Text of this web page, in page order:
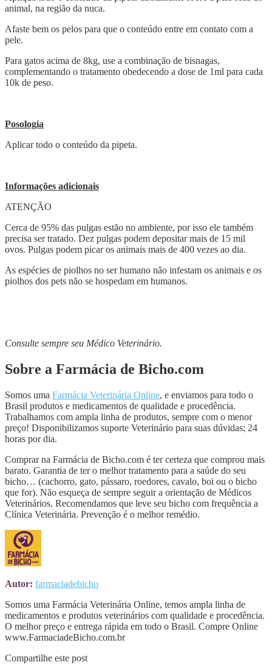
animal, na região da nuca.
Afaste bem os pelos para que o conteúdo entre em contato com a
pele.
Para gatos acima de 8kg, use a combinação de bisnagas,
complementando o tratamento obedecendo a dose de 1ml para cada
10k de peso.
Posologia
Aplicar todo o conteúdo da pipeta.
Informações adicionais
ATENÇÃO
Cerca de 95% das pulgas estão no ambiente, por isso ele também
precisa ser tratado. Dez pulgas podem depositar mais de 15 mil
ovos. Pulgas podem picar os animais mais de 400 vezes ao dia.
As espécies de piolhos no ser humano não infestam os animais e os
piolhos dos pets não se hospedam em humanos.
Consulte sempre seu Médico Veterinário.
Sobre a Farmácia de Bicho.com
Somos uma Farmácia Veterinária Online, e enviamos para todo o
Brasil produtos e medicamentos de qualidade e procedência.
Trabalhamos com ampla linha de produtos, sempre com o menor
preço! Disponibilizamos suporte Veterinário para suas dúvidas; 24
horas por dia.
Comprar na Farmácia de Bicho.com é ter certeza que comprou mais
barato. Garantia de ter o melhor tratamento para a saúde do seu
bicho… (cachorro, gato, pássaro, roedores, cavalo, boi ou o bicho
que for). Não esqueça de sempre seguir a orientação de Médicos
Veterinários. Recomendamos que leve seu bicho com frequência a
Clínica Veterinária. Prevenção é o melhor remédio.
Autor: farmaciadebicho
Somos uma Farmácia Veterinária Online, temos ampla linha de
medicamentos e produtos veterinários com qualidade e procedência.
O melhor preço e entrega rápida em todo o Brasil. Compre Online
www.FarmaciadeBicho.com.br
Compartilhe este post